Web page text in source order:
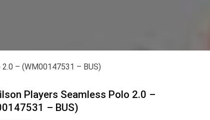
– (WM00147531 – BUS)
Players Seamless Polo 2.0 –
– BUS)